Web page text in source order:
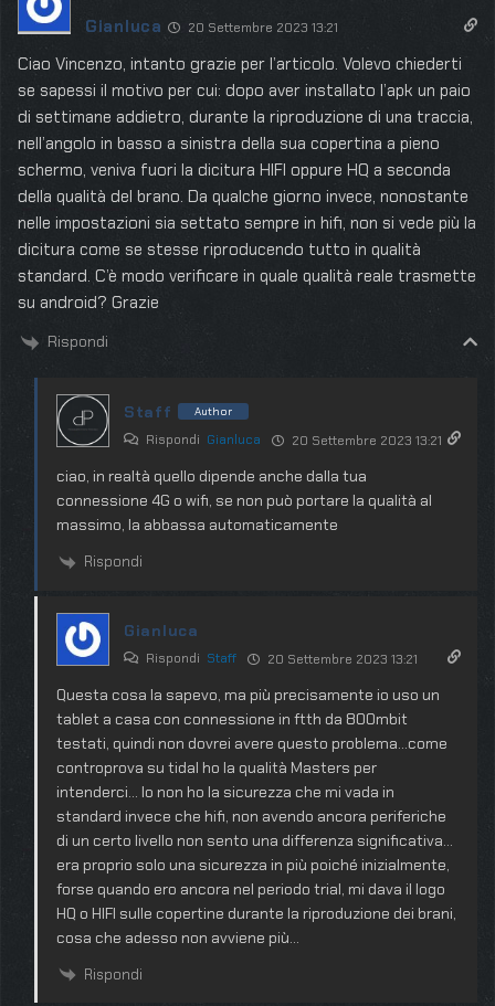
Gianluca 20 Settembre 2023 13:21
Ciao Vincenzo, intanto grazie per l’articolo. Volevo chiederti
se sapessi il motivo per cui: dopo aver installato l’apk un paio
di settimane addietro, durante la riproduzione di una traccia,
nell’angolo in basso a sinistra della sua copertina a pieno
schermo, veniva fuori la dicitura HIFI oppure HQ a seconda
della qualità del brano. Da qualche giorno invece, nonostante
nelle impostazioni sia settato sempre in hifi, non si vede più la
dicitura come se stesse riproducendo tutto in qualità
standard. C’è modo verificare in quale qualità reale trasmette
su android? Grazie
Rispondi
Staff Author
Rispondi Gianluca 20 Settembre 2023 13:21
ciao, in realtà quello dipende anche dalla tua
connessione 4G o wifi, se non può portare la qualità al
massimo, la abbassa automaticamente
Rispondi
Gianluca
Rispondi Staff 20 Settembre 2023 13:21
Questa cosa la sapevo, ma più precisamente io uso un
tablet a casa con connessione in ftth da 800mbit
testati, quindi non dovrei avere questo problema…come
controprova su tidal ho la qualità Masters per
intenderci… Io non ho la sicurezza che mi vada in
standard invece che hifi, non avendo ancora periferiche
di un certo livello non sento una differenza significativa…
era proprio solo una sicurezza in più poiché inizialmente,
forse quando ero ancora nel periodo trial, mi dava il logo
HQ o HIFI sulle copertine durante la riproduzione dei brani,
cosa che adesso non avviene più…
Rispondi